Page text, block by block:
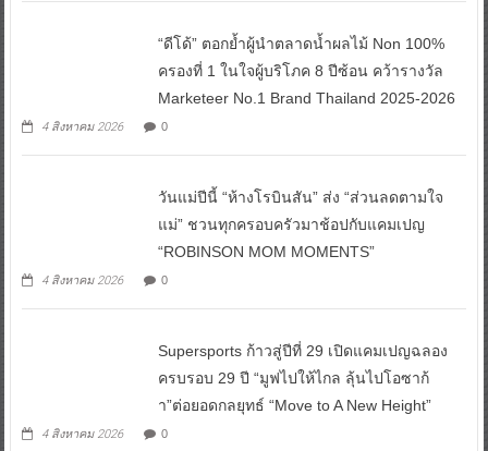
“ดีโด้” ตอกย้ำผู้นำตลาดน้ำผลไม้ Non 100%
ครองที่ 1 ในใจผู้บริโภค 8 ปีซ้อน คว้ารางวัล
Marketeer No.1 Brand Thailand 2025-2026
4 สิงหาคม 2026 0
วันแม่ปีนี้ “ห้างโรบินสัน” ส่ง “ส่วนลดตามใจ
แม่” ชวนทุกครอบครัวมาช้อปกับแคมเปญ
“ROBINSON MOM MOMENTS”
4 สิงหาคม 2026 0
Supersports ก้าวสู่ปีที่ 29 เปิดแคมเปญฉลอง
ครบรอบ 29 ปี “มูฟไปให้ไกล ลุ้นไปโอซาก้
า”ต่อยอดกลยุทธ์ “Move to A New Height”
4 สิงหาคม 2026 0